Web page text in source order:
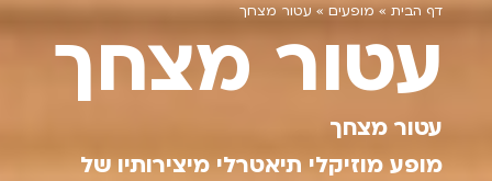
דף הבית » מופעים » עטור מצחך
עטור מצחך
עטור מצחך
מופע מוזיקלי תיאטרלי מיצירותיו של